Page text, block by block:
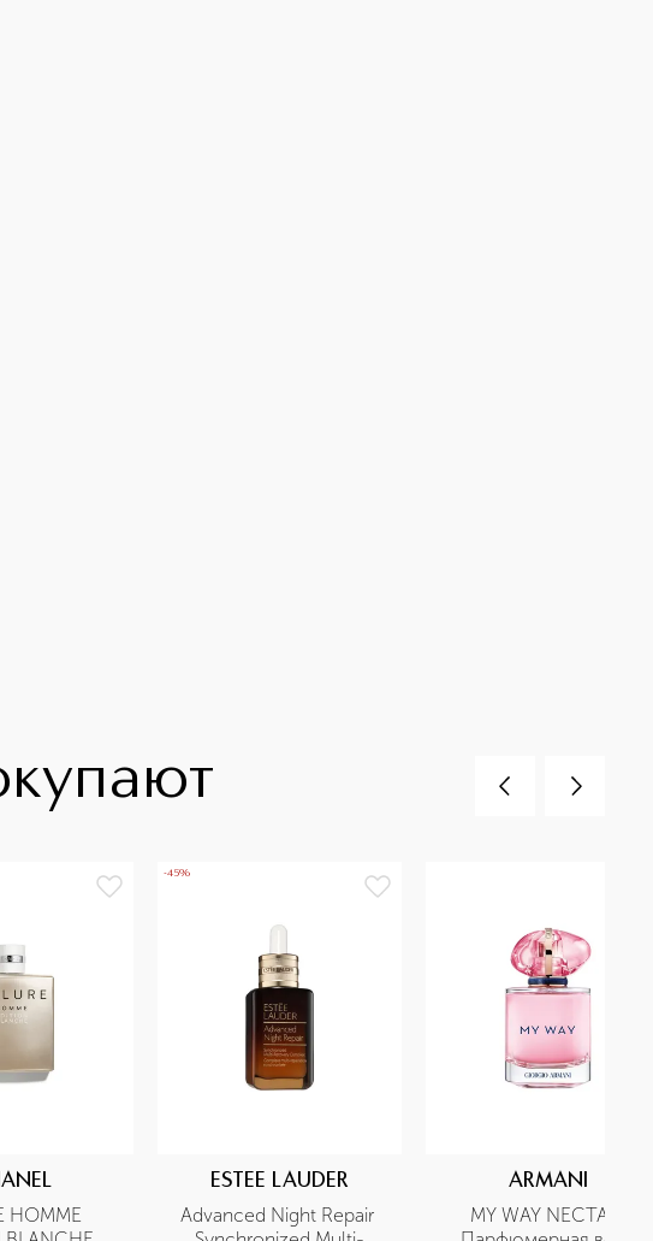
HOMME
-45%
ESTEE LAUDER
Advanced Night Repair
ARMANI
MY WAY NECTAR